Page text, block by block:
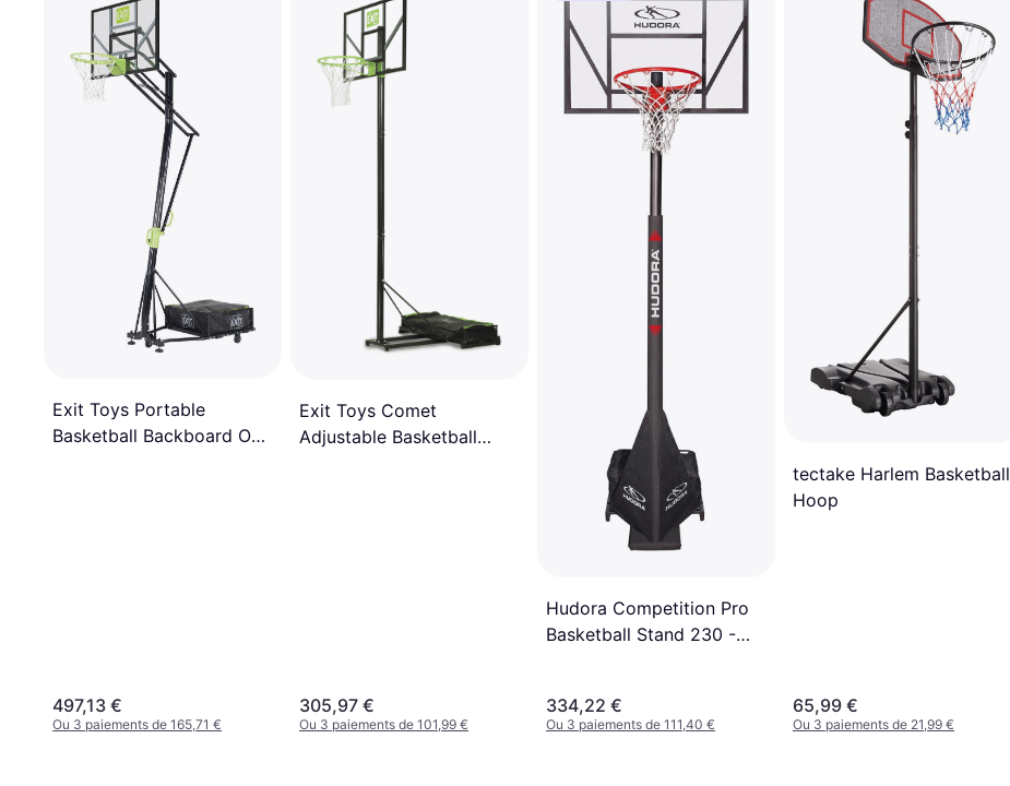
Exit Toys Portable
Basketball Backboard On
497,13 €
Ou 3 paiements de 165,71 €
Exit Toys Comet
Adjustable Basketball
305,97 €
Ou 3 paiements de 101,99 €
Hudora Competition Pro
Basketball Stand 230 -
334,22 €
Ou 3 paiements de 111,40 €
tectake Harlem Basketball
Hoop
65,99 €
Ou 3 paiements de 21,99 €